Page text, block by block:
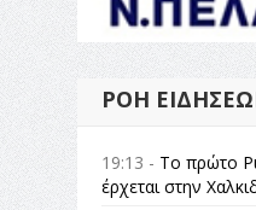
ΡΟΉ
19:13 - Το πρώτο
έρχεται στην